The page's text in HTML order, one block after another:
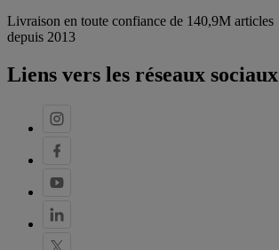
Livraison en toute confiance de 140,9M articles
depuis 2013
Liens vers les réseaux sociaux